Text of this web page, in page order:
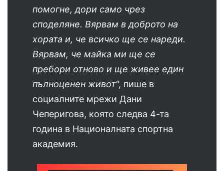
помогне, дори само чрез
споделяне. Вярвам в доброто на
хората и, че всичко ще се нареди.
Вярвам, че майка ми ще се
пребори отново и ще живее един
пълноценен живот“, пише в
социалните мрежи Дани
Чеперигова, която следва 4-та
година в Националната спортна
академия.